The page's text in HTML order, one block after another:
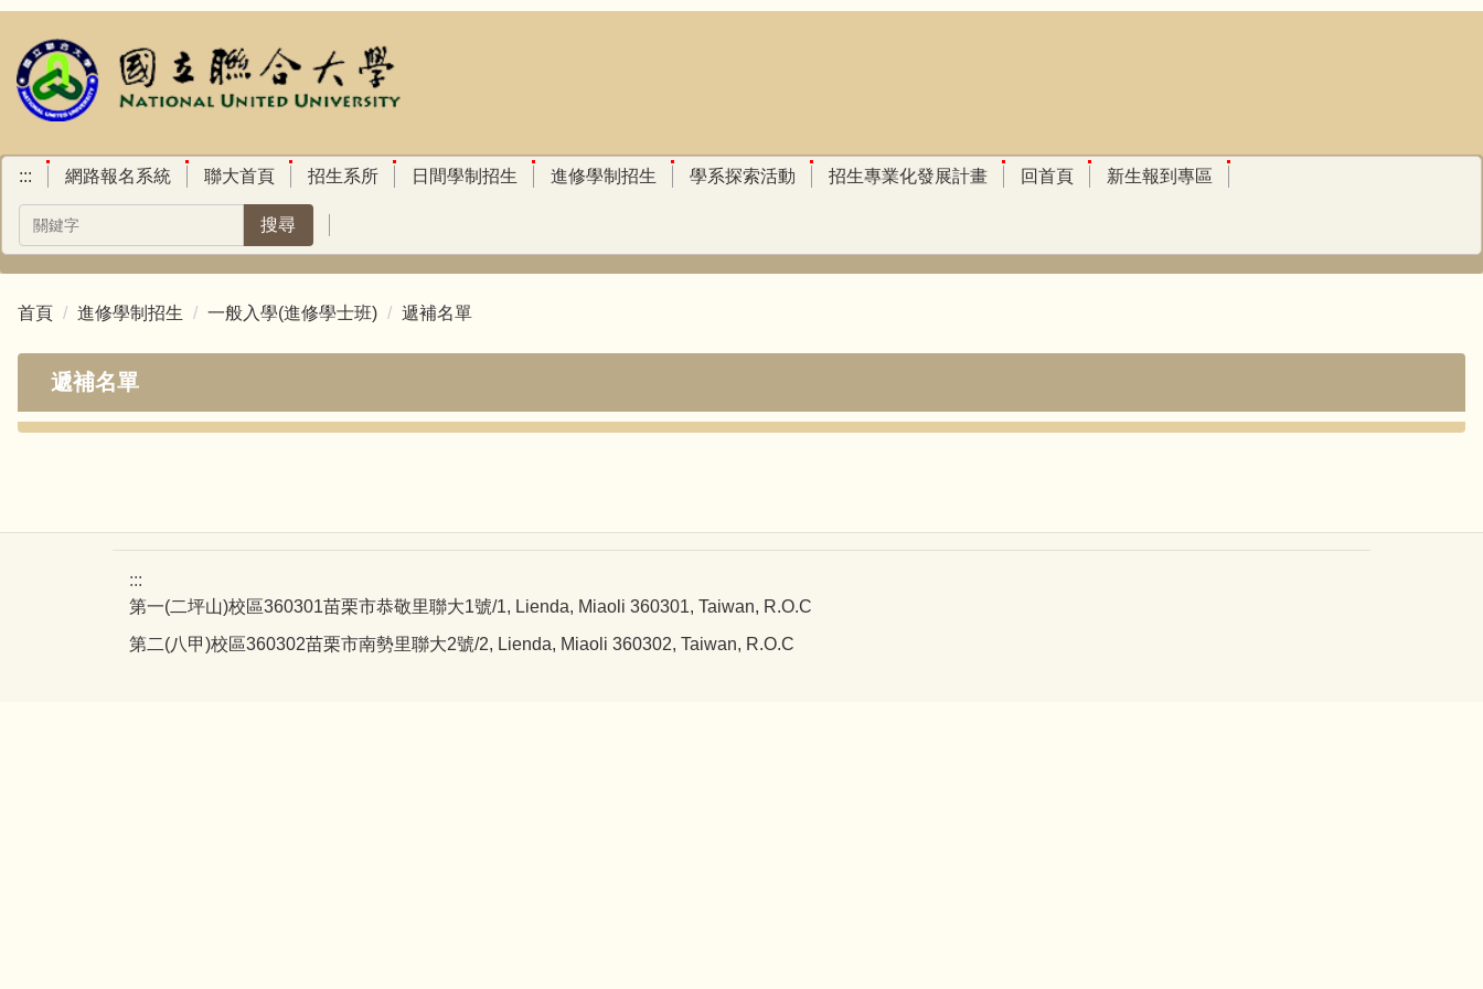
跳
主
要
區
::: 網路報名系統 聯大首頁 招生系所 日間學制招生 進修學制招生 學系探索活動 招生專業化發展計畫 回首頁 新生報到專區
搜尋
首頁 進修學制招生 一般入學(進修學士班) 遞補名單
遞補名單
:::
第一(二坪山)校區360301苗栗市恭敬里聯大1號/1, Lienda, Miaoli 360301, Taiwan, R.O.C
第二(八甲)校區360302苗栗市南勢里聯大2號/2, Lienda, Miaoli 360302, Taiwan, R.O.C